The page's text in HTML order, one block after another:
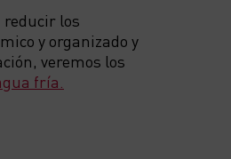
reducir los
y organizado y
veremos los
fría.